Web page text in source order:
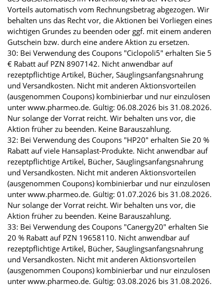
Vorteils automatisch vom Rechnungsbetrag abgezogen. Wir
behalten uns das Recht vor, die Aktionen bei Vorliegen eines
wichtigen Grundes zu beenden oder ggf. mit einem anderen
Gutschein bzw. durch eine andere Aktion zu ersetzen.
30: Bei Verwendung des Coupons "Ciclopoli5" erhalten Sie 5
€ Rabatt auf PZN 8907142. Nicht anwendbar auf
rezeptpflichtige Artikel, Bücher, Säuglingsanfangsnahrung
und Versandkosten. Nicht mit anderen Aktionsvorteilen
(ausgenommen Coupons) kombinierbar und nur einzulösen
unter www.pharmeo.de. Gültig: 06.08.2026 bis 31.08.2026.
Nur solange der Vorrat reicht. Wir behalten uns vor, die
Aktion früher zu beenden. Keine Barauszahlung.
32: Bei Verwendung des Coupons "HP20" erhalten Sie 20 %
Rabatt auf viele Hansaplast-Produkte. Nicht anwendbar auf
rezeptpflichtige Artikel, Bücher, Säuglingsanfangsnahrung
und Versandkosten. Nicht mit anderen Aktionsvorteilen
(ausgenommen Coupons) kombinierbar und nur einzulösen
unter www.pharmeo.de. Gültig: 01.07.2026 bis 31.08.2026.
Nur solange der Vorrat reicht. Wir behalten uns vor, die
Aktion früher zu beenden. Keine Barauszahlung.
33: Bei Verwendung des Coupons "Canergy20" erhalten Sie
20 % Rabatt auf PZN 19658110. Nicht anwendbar auf
rezeptpflichtige Artikel, Bücher, Säuglingsanfangsnahrung
und Versandkosten. Nicht mit anderen Aktionsvorteilen
(ausgenommen Coupons) kombinierbar und nur einzulösen
unter www.pharmeo.de. Gültig: 03.08.2026 bis 31.08.2026.